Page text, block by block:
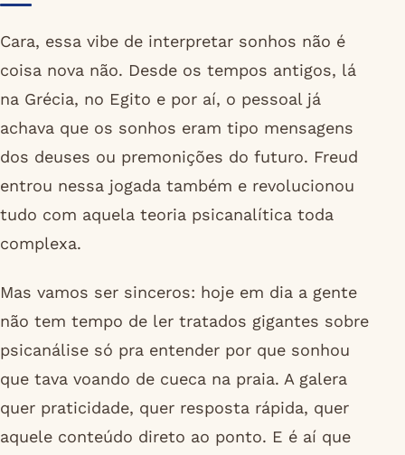
Cara, essa vibe de interpretar sonhos não é
coisa nova não. Desde os tempos antigos, lá
na Grécia, no Egito e por aí, o pessoal já
achava que os sonhos eram tipo mensagens
dos deuses ou premonições do futuro. Freud
entrou nessa jogada também e revolucionou
tudo com aquela teoria psicanalítica toda
complexa.
Mas vamos ser sinceros: hoje em dia a gente
não tem tempo de ler tratados gigantes sobre
psicanálise só pra entender por que sonhou
que tava voando de cueca na praia. A galera
quer praticidade, quer resposta rápida, quer
aquele conteúdo direto ao ponto. E é aí que